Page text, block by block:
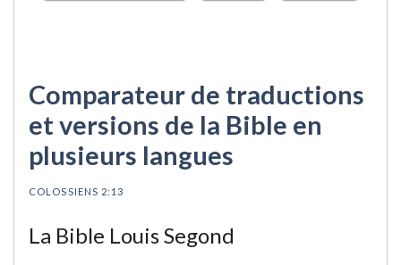
Comparateur de traductions
et versions de la Bible en
plusieurs langues
COLOSSIENS 2:13
La Bible Louis Segond